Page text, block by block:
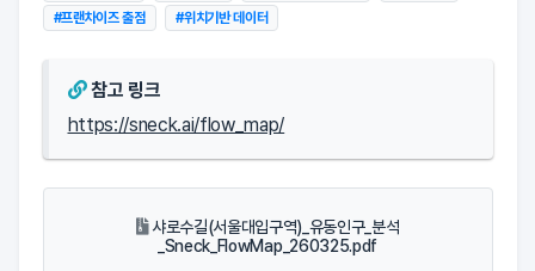
#프랜차이즈 출점
#위치기반 데이터
참고 링크
https://sneck.ai/flow_map/
샤로수길(서울대입구역)_유동인구_분석
_Sneck_FlowMap_260325.pdf